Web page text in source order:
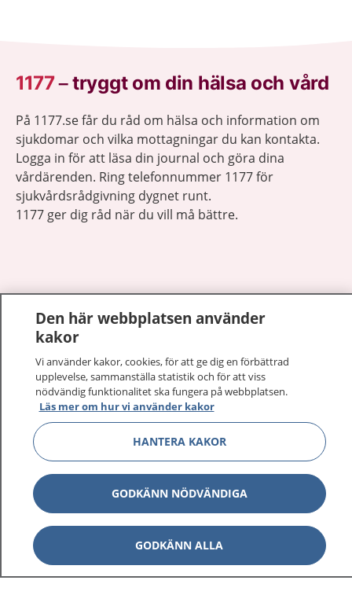
1177–tryggt om din hälsa och vård
På 1177.se får du råd om hälsa och information om
sjukdomar och vilka mottagningar du kan kontakta.
Logga in för att läsa din journal och göra dina
vårdärenden. Ring telefonnummer 1177 för
sjukvårdsrådgivning dygnet runt.
1177 ger dig råd när du vill må bättre.
1177 på flera språk
Om 1177
Kontakt
Behandling av personuppgifter
Hantering av kakor
Inställningar för kakor
Den här webbplatsen använder
kakor
Vi använder kakor, cookies, för att ge dig en förbättrad
upplevelse, sammanställa statistik och för att viss
nödvändig funktionalitet ska fungera på webbplatsen.
Läs mer om hur vi använder kakor
HANTERA KAKOR
GODKÄNN NÖDVÄNDIGA
GODKÄNN ALLA